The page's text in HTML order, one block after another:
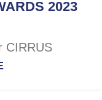
2023
CIRRUS